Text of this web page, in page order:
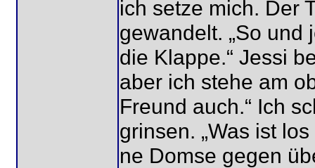
ich setze mich. Der
gewandelt. „So und
die Klappe.“ Jessi
aber ich stehe am
Freund auch.“ Ich
grinsen. „Was ist
ne Domse gegen